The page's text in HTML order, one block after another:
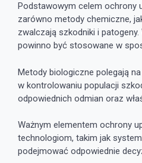
Podstawowym celem ochrony
zarówno metody chemiczne,
zwalczają szkodniki i
powinno być stosowane w
Metody biologiczne polegają
w kontrolowaniu populacji
odpowiednich odmian oraz
Ważnym elementem ochrony
technologiom, takim jak
podejmować odpowiednie